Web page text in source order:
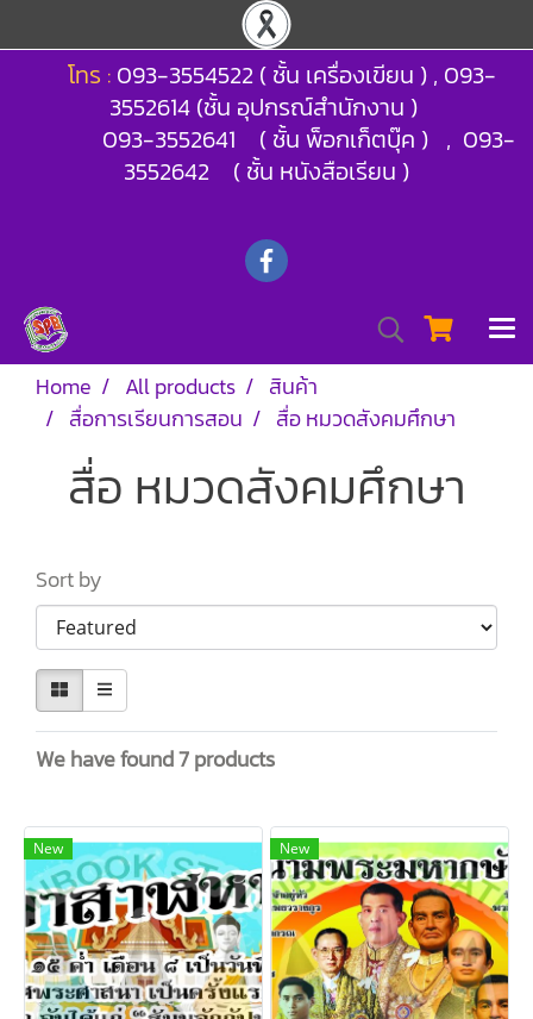
โทร : 093-3554522 ( ชั้น เครื่องเขียน ) , 093-
3552614 (ชั้น อุปกรณ์สำนักงาน )
093-3552641 ( ชั้น พ็อกเก็ตบุ๊ค ) , 093-
3552642 ( ชั้น หนังสือเรียน )
Home All products
สินค้า
สื่อการเรียนการสอน
สื่อ หมวดสังคมศึกษา
สื่อ หมวดสังคมศึกษา
Sort by
We have found 7 products
New New